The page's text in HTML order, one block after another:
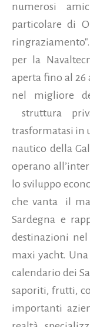
numerosi
particolare di
per la
aperta fino al 26
nel migliore
struttura
trasformatasi in
nautico della
operano
lo sviluppo
che vanta il
Sardegna e
destinazioni
maxi yacht.
calendario dei
saporiti, frutti,
importanti